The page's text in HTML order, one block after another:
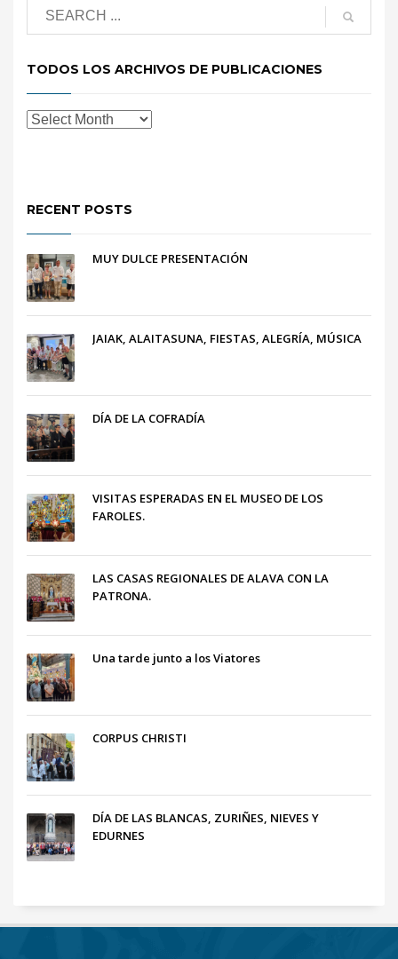
TODOS LOS ARCHIVOS DE PUBLICACIONES
RECENT POSTS
MUY DULCE PRESENTACIÓN
JAIAK, ALAITASUNA, FIESTAS, ALEGRÍA, MÚSICA
DÍA DE LA COFRADÍA
VISITAS ESPERADAS EN EL MUSEO DE LOS
FAROLES.
LAS CASAS REGIONALES DE ALAVA CON LA
PATRONA.
Una tarde junto a los Viatores
CORPUS CHRISTI
DÍA DE LAS BLANCAS, ZURIÑES, NIEVES Y
EDURNES